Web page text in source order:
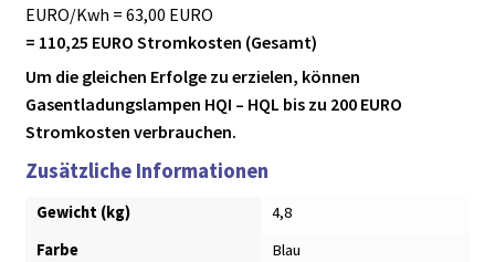
EURO/Kwh = 63,00 EURO
= 110,25 EURO Stromkosten (Gesamt)
Um die gleichen Erfolge zu erzielen, können
Gasentladungslampen HQI – HQL bis zu 200 EURO
Stromkosten verbrauchen.
Zusätzliche Informationen
Gewicht (kg)
4,8
Farbe
Blau